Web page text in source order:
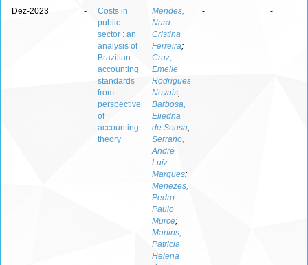
Dez-2023 -
Costs in
public
sector : an
analysis of
Brazilian
accounting
standards
from
perspective
of
accounting
theory
Mendes,
Nara
Cristina
Ferreira;
Cruz,
Emelle
Rodrigues
Novais;
Barbosa,
Eliedna
de Sousa;
Serrano,
André
Luiz
Marques;
Menezes,
Pedro
Paulo
Murce;
Martins,
Patricia
Helena
- -